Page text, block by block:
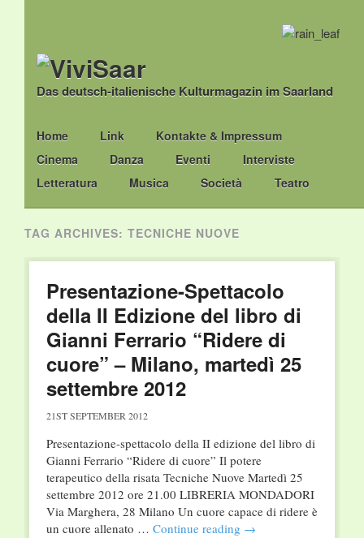
Das deutsch-italienische Kulturmagazin im Saarland
Main menu
Skip
to
content
Home Link
Kontakte & Impressum
Cinema
Danza Eventi
Interviste
Letteratura
Musica Società Teatro
TAG ARCHIVES: TECNICHE NUOVE
Presentazione-Spettacolo
della II Edizione del libro di
Gianni Ferrario “Ridere di
cuore” – Milano, martedì 25
settembre 2012
21ST SEPTEMBER 2012
Presentazione-spettacolo della II edizione del libro di
Gianni Ferrario “Ridere di cuore” Il potere
terapeutico della risata Tecniche Nuove Martedì 25
settembre 2012 ore 21.00 LIBRERIA MONDADORI
Via Marghera, 28 Milano Un cuore capace di ridere è
un cuore allenato … Continue reading →